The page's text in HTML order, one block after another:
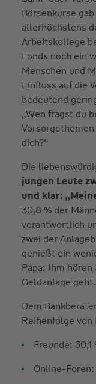
Börsenkurse
allerhöchstens
Arbeitskollege
Fonds noch ein
Menschen und
Einfluss auf die
bedeutend
„Wen fragst du
dich?“
Die
jungen Leute
und klar:
30,8 % der
verantwortlich
zwei der
genießt ein
Papa: Ihm hören
Geldanlage geht.
Dem
Reihenfolge von
Freunde: 30,1
Online-Foren: